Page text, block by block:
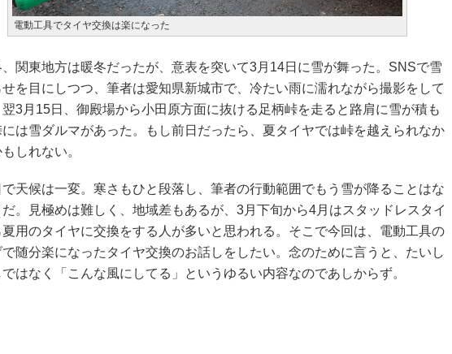
電動工具でタイヤ交換は楽になった
関東地方は暖冬だったが、意表を突いて3月14日に雪が舞った。SNSで雪
を目にしつつ、筆者は愛知県新城市で、冷たい雨に濡れながら撮影をして
翌3月15日、御殿場から小田原方面に抜ける足柄峠を走ると路肩に雪が積も
には雪ダルマがあった。もし前日だったら、夏タイヤでは峠を越えられなか
しれない。
天候は一変。寒さもひと段落し、筆者の行動範囲でもう雪が降ることはな
だ。見極めは難しく、地域差もあるが、3月下旬から4月はスタッドレスタイ
夏用のタイヤに交換をする人が多いと思われる。そこで今回は、電動工具の
で随分楽になったタイヤ交換のお話しをしたい。念のために言うと、たいし
はなく「こんな風にしてる」というゆるい内容なのであしからず。